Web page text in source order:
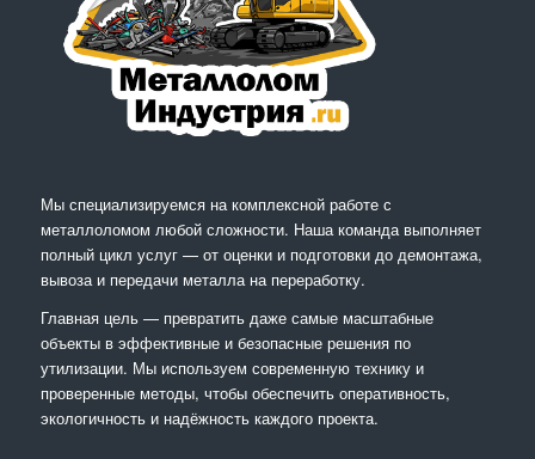
Мы специализируемся на комплексной работе с
металлоломом любой сложности. Наша команда выполняет
полный цикл услуг — от оценки и подготовки до демонтажа,
вывоза и передачи металла на переработку.
Главная цель — превратить даже самые масштабные
объекты в эффективные и безопасные решения по
утилизации. Мы используем современную технику и
проверенные методы, чтобы обеспечить оперативность,
экологичность и надёжность каждого проекта.